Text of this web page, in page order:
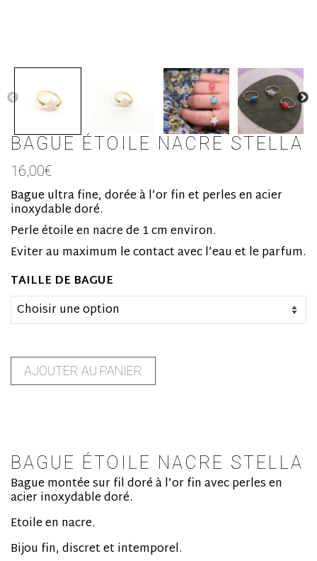
BAGUE ÉTOILE NACRE STELLA
16,00€
Bague ultra fine, dorée à l’or fin et perles en acier
inoxydable doré.
Perle étoile en nacre de 1 cm environ.
Eviter au maximum le contact avec l’eau et le parfum.
TAILLE DE BAGUE
AJOUTER AU PANIER
BAGUE ÉTOILE NACRE STELLA
Bague montée sur fil doré à l’or fin avec perles en
acier inoxydable doré.
Etoile en nacre.
Bijou fin, discret et intemporel.